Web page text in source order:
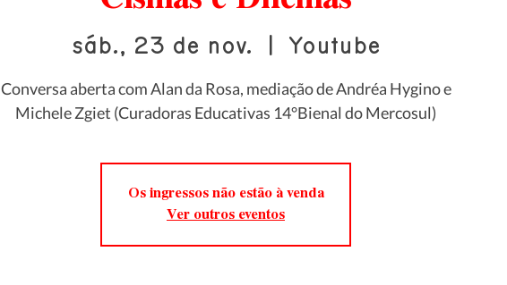
sáb., 23 de nov. Youtube
Conversa aberta com Alan da Rosa, mediação de Andréa Hygino e
Michele Zgiet (Curadoras Educativas 14°Bienal do Mercosul)
Os ingressos não estão à venda
Ver outros eventos